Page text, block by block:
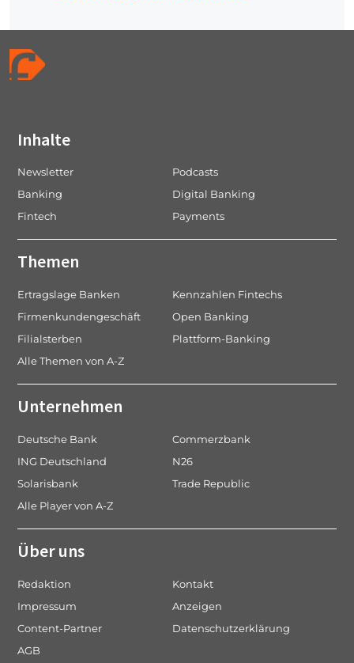
Inhalte
Newsletter
Podcasts
Banking
Digital Banking
Fintech
Payments
Themen
Ertragslage Banken
Kennzahlen Fintechs
Firmenkundengeschäft
Open Banking
Filialsterben
Plattform-Banking
Alle Themen von A-Z
Unternehmen
Deutsche Bank
Commerzbank
ING Deutschland
N26
Solarisbank
Trade Republic
Alle Player von A-Z
Über uns
Redaktion
Kontakt
Impressum
Anzeigen
Content-Partner
Datenschutzerklärung
AGB